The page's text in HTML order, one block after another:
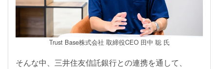
Trust Base株式会社 取締役CEO 田中 聡 氏
そんな中、三井住友信託銀行との連携を通して、